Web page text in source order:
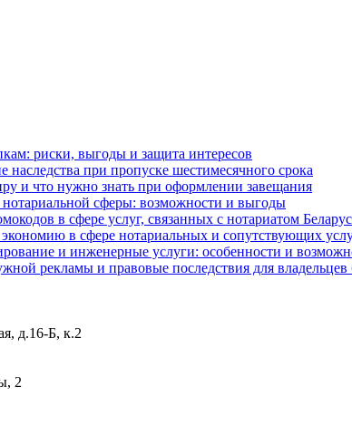
риски, выгоды и защита интересов
наследства при пропуске шестимесячного срока
и что нужно знать при оформлении завещания
сферы: возможности и выгоды
в сфере услуг, связанных с нотариатом
в сфере нотариальных и сопутствующих
и инженерные услуги: особенности и
рекламы и правовые последствия для владельцев
д.16-Б, к.2
2